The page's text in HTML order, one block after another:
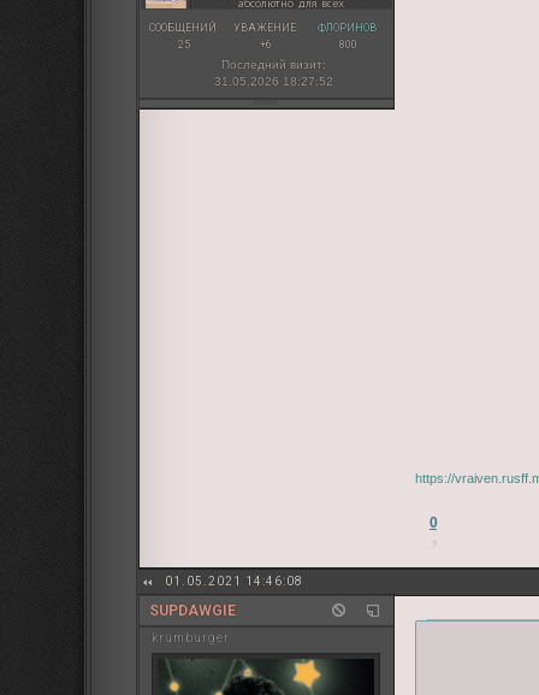
СООБЩЕНИЙ:
25
УВАЖЕНИЕ:
+6
ФЛОРИНОВ:
800
Последний визит:
31.05.2026 18:27:52
https://
0
01.05.2021 14:46:08
SUPDAWGIE
krumburger